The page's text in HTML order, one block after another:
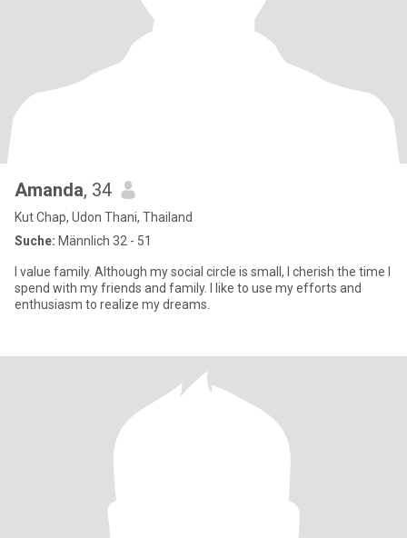
Amanda, 34
Kut Chap, Udon Thani, Thailand
Suche: Männlich 32 - 51
I value family. Although my social circle is small, I cherish the time I
spend with my friends and family. I like to use my efforts and
enthusiasm to realize my dreams.